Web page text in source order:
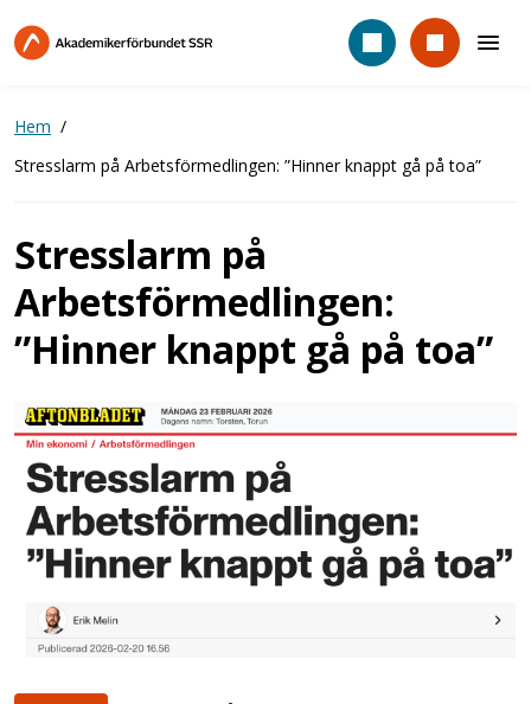
till
Hem
Stresslarm på Arbetsförmedlingen: ”Hinner knappt gå på toa”
Stresslarm på
Arbetsförmedlingen:
”Hinner knappt gå på toa”